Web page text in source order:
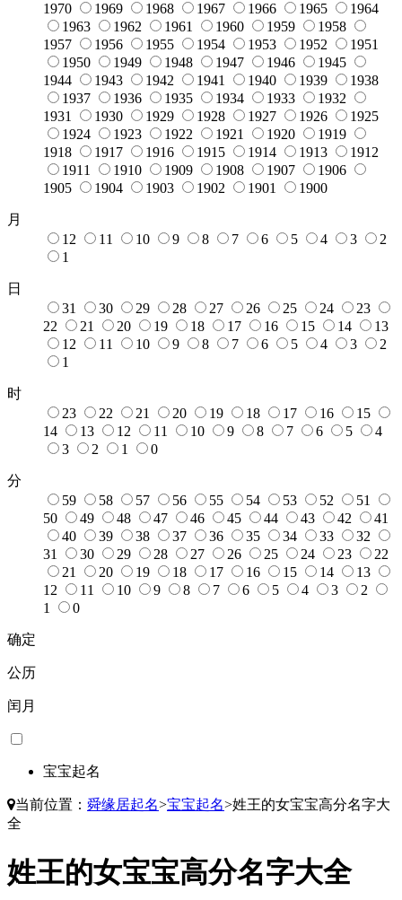
1970
1969 1968 1967 1966 1965
1964
1963
1962 1961 1960 1959
1958
1957
1956 1955 1954 1953 1952
1951
1950
1949 1948 1947 1946
1945
1944
1943 1942 1941 1940 1939
1938
1937
1936 1935 1934 1933
1932
1931
1930 1929 1928 1927 1926
1925
1924
1923 1922 1921 1920
1919
1918
1917 1916 1915 1914 1913
1912
1911
1910 1909 1908 1907
1906
1905
1904 1903 1902 1901 1900
月
12
11 10 9 8 7 6 5 4 3
2
1
日
31
30 29 28 27 26 25 24
23
22
21 20 19 18 17 16 15 14
13
12
11 10 9 8 7 6 5 4 3
2
1
时
23
22 21 20 19 18 17 16
15
14
13 12 11 10 9 8 7 6 5
4
3
2 1 0
分
59
58 57 56 55 54 53 52
51
50
49 48 47 46 45 44 43 42
41
40
39 38 37 36 35 34 33
32
31
30 29 28 27 26 25 24 23
22
21
20 19 18 17 16 15 14
13
12
11 10 9 8 7 6 5 4 3
2
1
0
确定
公历
闰月
宝宝起名
当前位置： 舜缘居起名>宝宝起名>姓王的女宝宝高分名字大
全
姓王的女宝宝高分名字大全